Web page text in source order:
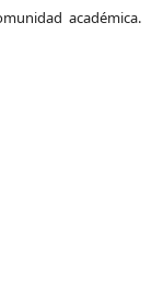
académica.